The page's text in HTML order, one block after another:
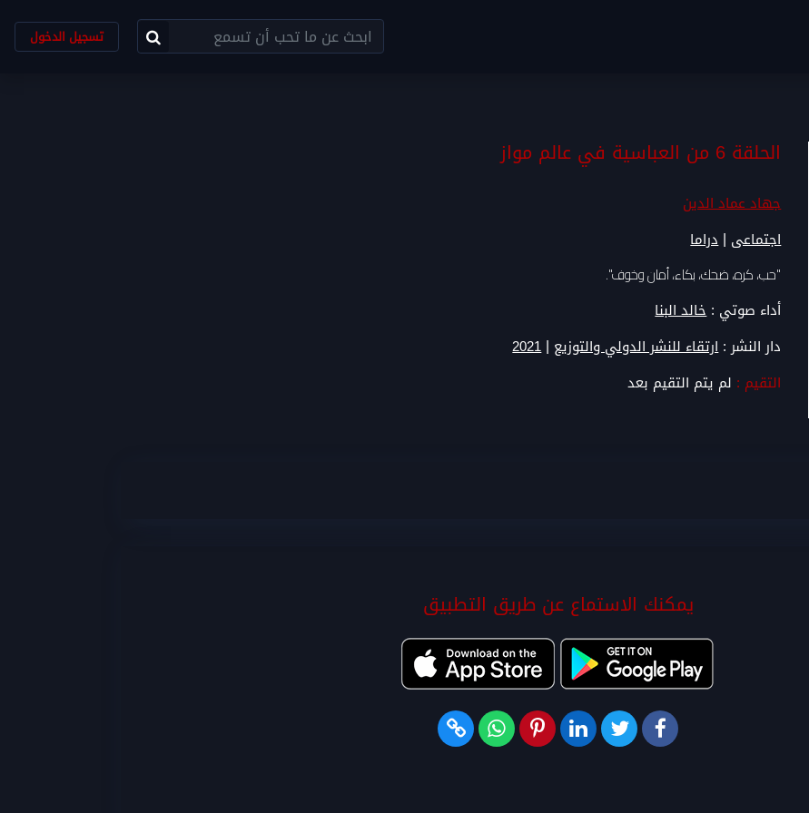
تسجيل الدخول
الحلقة 6 من العباسية في عالم مواز
جهاد عماد الدين
اجتماعى |دراما
"حب، كره، ضحك، بكاء، أمان وخوف".
أداء صوتي :خالد البنا
دار النشر :ارتقاء للنشر الدولي والتوزيع |
2021
التقيم : لم يتم التقيم بعد
يمكنك الاستماع عن طريق التطبيق